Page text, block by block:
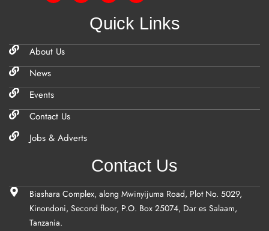
Quick Links
About Us
News
Events
Contact Us
Jobs & Adverts
Contact Us
Biashara Complex, along Mwinyijuma Road, Plot No. 5029,
Kinondoni, Second floor, P.O. Box 25074, Dar es Salaam,
Tanzania.